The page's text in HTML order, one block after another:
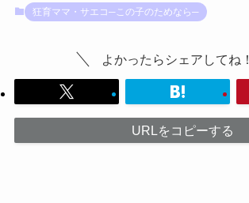
狂育ママ・サエコ─この子のためなら─
よかったらシェアしてね！
URLをコピーする